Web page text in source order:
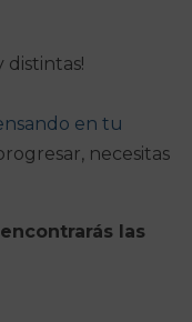
distintas!
en tu
necesitas
las